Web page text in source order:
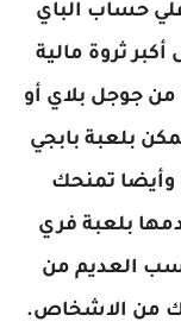
حساب الباي
ثروة مالية
جوجل بلاي أو
بلعبة بابجي
وأيضا تمنحك
بلعبة فري
العديم من
من الاشخاص.